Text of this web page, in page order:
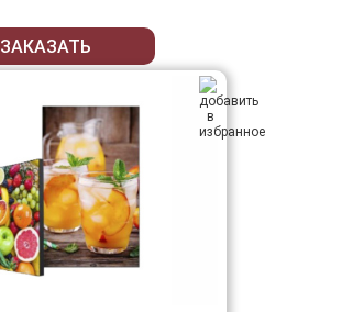
ЗАКАЗАТЬ